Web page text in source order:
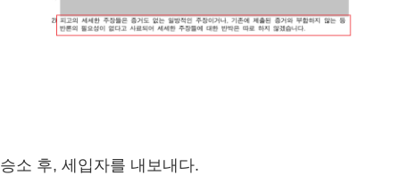
승소 후, 세입자를 내보내다.